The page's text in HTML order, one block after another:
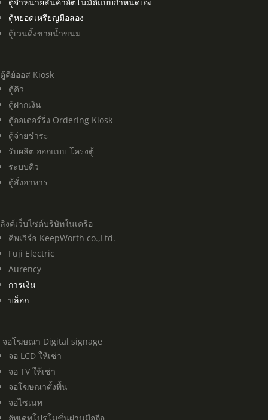
ตู้หยอดเหรียญมือสอง
ตู้เวนดิ้งขายน้ำขนม
ตู้คีย์ออส Kiosk
ตู้คิว
ตู้ฝากเงิน
ตู้ออเดอร์ริ่ง Ordering Kiosk
ตู้จ่ายชำระ
รับผลิต ออกแบบ โครงตู้
ระบบคิว
ตู้สั่งอาหาร
ลิงค์เว็บไซต์บริษัทในเครือ
คีพเวิร์ธ KeepWorth co.,Ltd.
Fuji Electric
Aurency
การเงิน
บล็อก
จอโฆษณา Digital signage
จอ LCD ให้เช่า
จอ TV ให้เช่า
จอโฆษณาตั้งพื้น
จอไซเนท